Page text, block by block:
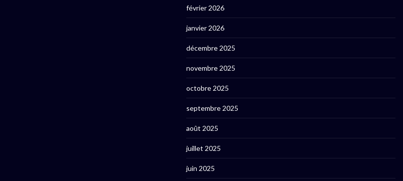
février 2026
janvier 2026
décembre 2025
novembre 2025
octobre 2025
septembre 2025
août 2025
juillet 2025
juin 2025